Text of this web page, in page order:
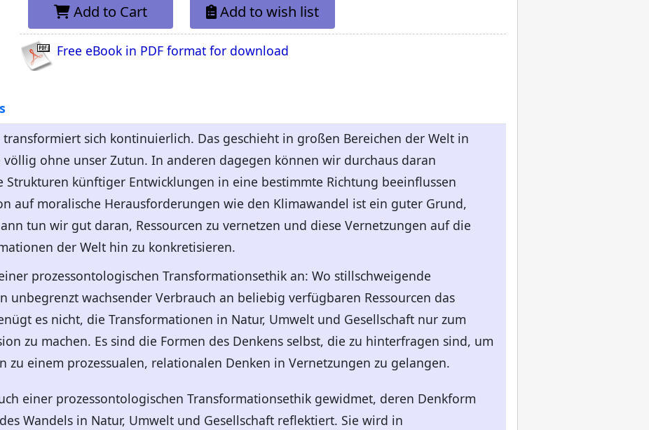
Add to Cart
Add to wish list
Free eBook in PDF format for download
sich kontinuierlich. Das geschieht in großen Bereichen der Welt in
ohne unser Zutun. In anderen dagegen können wir durchaus daran
Strukturen künftiger Entwicklungen in eine bestimmte Richtung beeinflussen
auf moralische Herausforderungen wie den Klimawandel ist ein guter Grund,
tun wir gut daran, Ressourcen zu vernetzen und diese Vernetzungen auf die
der Welt hin zu konkretisieren.
prozessontologischen Transformationsethik an: Wo stillschweigende
unbegrenzt wachsender Verbrauch an beliebig verfügbaren Ressourcen das
es nicht, die Transformationen in Natur, Umwelt und Gesellschaft nur zum
zu machen. Es sind die Formen des Denkens selbst, die zu hinterfragen sind, um
zu einem prozessualen, relationalen Denken in Vernetzungen zu gelangen.
einer prozessontologischen Transformationsethik gewidmet, deren Denkform
Wandels in Natur, Umwelt und Gesellschaft reflektiert. Sie wird in